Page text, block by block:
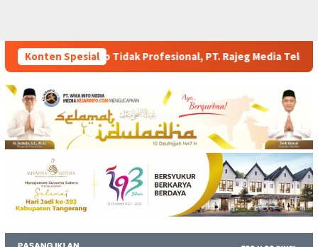
Konten SpesialPT. Rajeg Media Telekomunikasi Jadi Sorotan